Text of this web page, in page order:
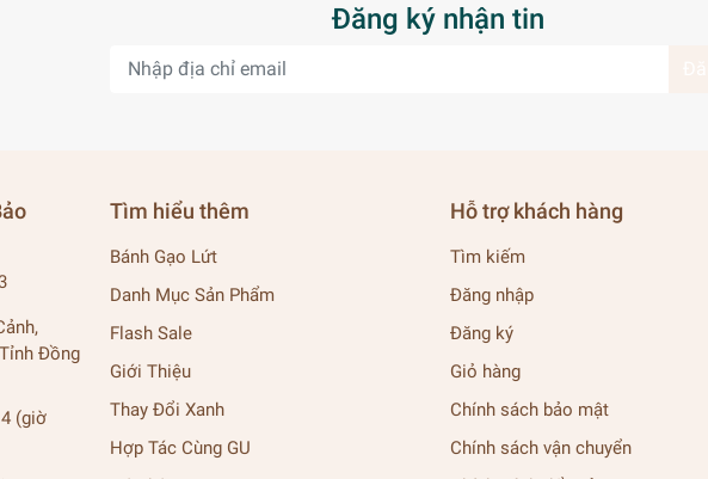
Đăng ký nhận tin
Đồng
(giờ
Tìm hiểu thêm
Bánh Gạo Lứt
Danh Mục Sản Phẩm
Flash Sale
Giới Thiệu
Thay Đổi Xanh
Hợp Tác Cùng GU
Hỗ trợ khách hàng
Tìm kiếm
Đăng nhập
Đăng ký
Giỏ hàng
Chính sách bảo mật
Chính sách vận chuyển